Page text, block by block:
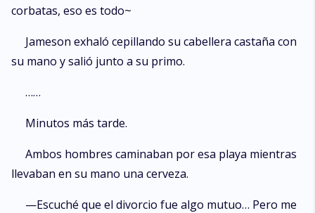
corbatas, eso es todo~
Jameson exhaló cepillando su cabellera castaña con
su mano y salió junto a su primo.
……
Minutos más tarde.
Ambos hombres caminaban por esa playa mientras
llevaban en su mano una cerveza.
—Escuché que el divorcio fue algo mutuo… Pero me